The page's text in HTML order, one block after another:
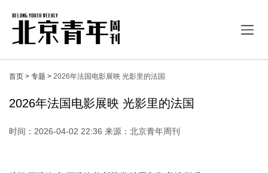
首页 > 专题 > 2026年法国电影展映 光影里的法国
2026年法国电影展映 光影里的法国
时间：2026-04-02 22:36 来源：北京青年周刊